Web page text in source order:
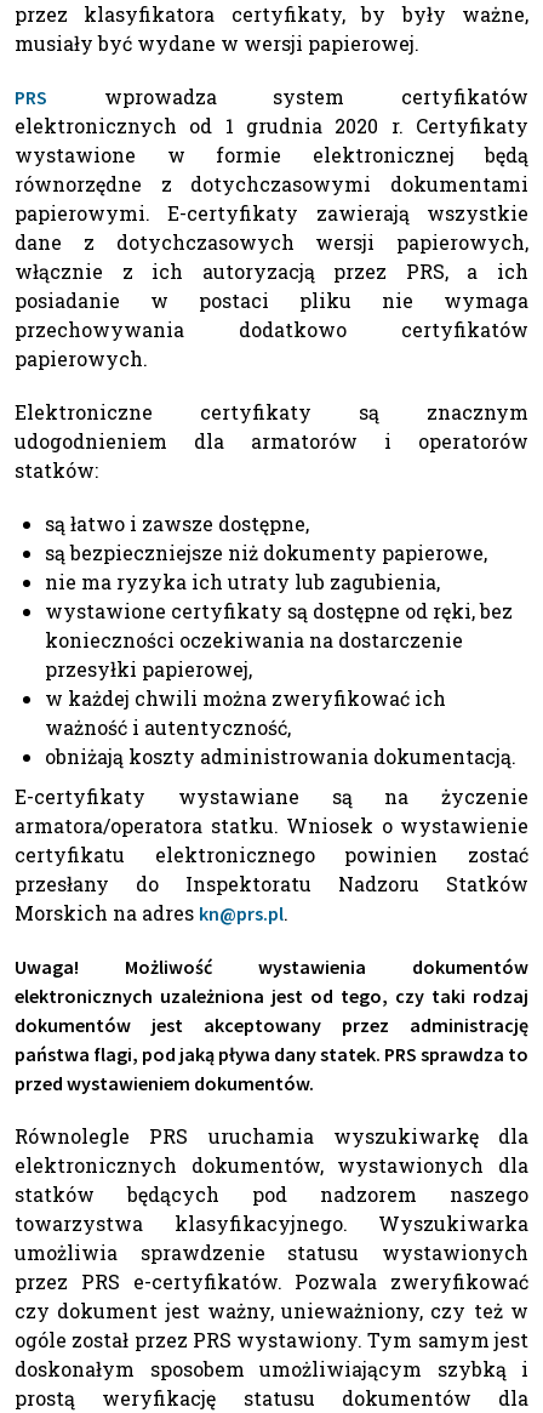
przez klasyfikatora certyfikaty, by były ważne,
musiały być wydane w wersji papierowej.
PRS wprowadza system certyfikatów
elektronicznych od 1 grudnia 2020 r. Certyfikaty
wystawione w formie elektronicznej będą
równorzędne z dotychczasowymi dokumentami
papierowymi. E-certyfikaty zawierają wszystkie
dane z dotychczasowych wersji papierowych,
włącznie z ich autoryzacją przez PRS, a ich
posiadanie w postaci pliku nie wymaga
przechowywania dodatkowo certyfikatów
papierowych.
Elektroniczne certyfikaty są znacznym
udogodnieniem dla armatorów i operatorów
statków:
są łatwo i zawsze dostępne,
są bezpieczniejsze niż dokumenty papierowe,
nie ma ryzyka ich utraty lub zagubienia,
wystawione certyfikaty są dostępne od ręki, bez
konieczności oczekiwania na dostarczenie
przesyłki papierowej,
w każdej chwili można zweryfikować ich
ważność i autentyczność,
obniżają koszty administrowania dokumentacją.
E-certyfikaty wystawiane są na życzenie
armatora/operatora statku. Wniosek o wystawienie
certyfikatu elektronicznego powinien zostać
przesłany do Inspektoratu Nadzoru Statków
Morskich na adres kn@prs.pl.
Uwaga! Możliwość wystawienia dokumentów
elektronicznych uzależniona jest od tego, czy taki rodzaj
dokumentów jest akceptowany przez administrację
państwa flagi, pod jaką pływa dany statek. PRS sprawdza to
przed wystawieniem dokumentów.
Równolegle PRS uruchamia wyszukiwarkę dla
elektronicznych dokumentów, wystawionych dla
statków będących pod nadzorem naszego
towarzystwa klasyfikacyjnego. Wyszukiwarka
umożliwia sprawdzenie statusu wystawionych
przez PRS e-certyfikatów. Pozwala zweryfikować
czy dokument jest ważny, unieważniony, czy też w
ogóle został przez PRS wystawiony. Tym samym jest
doskonałym sposobem umożliwiającym szybką i
prostą weryfikację statusu dokumentów dla